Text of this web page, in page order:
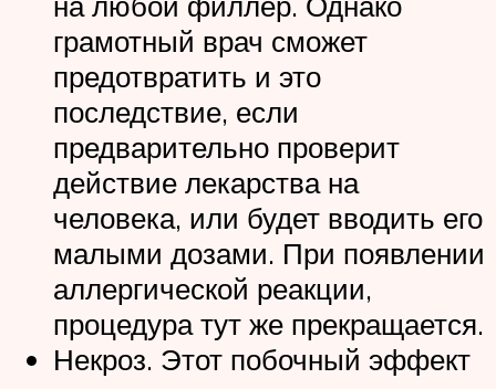
грамотный врач сможет
предотвратить и это
последствие, если
предварительно проверит
действие лекарства на
человека, или будет вводить его
малыми дозами. При появлении
аллергической реакции,
процедура тут же прекращается.
Некроз. Этот побочный эффект